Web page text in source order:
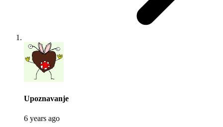
Upoznavanjesays:
6 years ago